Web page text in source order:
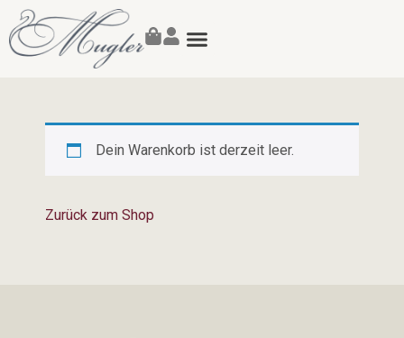
Dein Warenkorb ist derzeit leer.
Zurück zum Shop